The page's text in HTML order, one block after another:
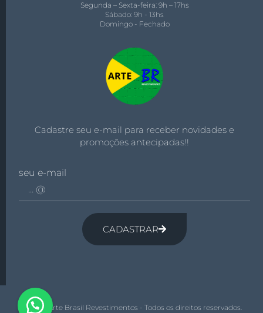
Segunda – Sexta-feira: 9h – 17hs
Sábado: 9h - 13hs
Domingo - Fechado
Cadastre seu e-mail para receber novidades e
promoções antecipadas!!
seu e-mail
CADASTRAR
© 2026 Arte Brasil Revestimentos - Todos os direitos reservados.